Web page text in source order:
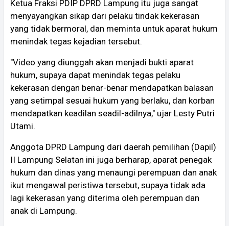
Ketua Fraksi PDIP DPRD Lampung itu juga sangat
menyayangkan sikap dari pelaku tindak kekerasan
yang tidak bermoral, dan meminta untuk aparat hukum
menindak tegas kejadian tersebut.
"Video yang diunggah akan menjadi bukti aparat
hukum, supaya dapat menindak tegas pelaku
kekerasan dengan benar-benar mendapatkan balasan
yang setimpal sesuai hukum yang berlaku, dan korban
mendapatkan keadilan seadil-adilnya," ujar Lesty Putri
Utami.
Anggota DPRD Lampung dari daerah pemilihan (Dapil)
II Lampung Selatan ini juga berharap, aparat penegak
hukum dan dinas yang menaungi perempuan dan anak
ikut mengawal peristiwa tersebut, supaya tidak ada
lagi kekerasan yang diterima oleh perempuan dan
anak di Lampung.